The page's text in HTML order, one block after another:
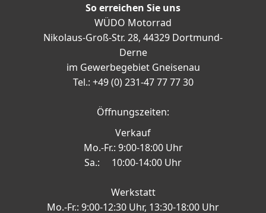
So erreichen Sie uns
WÜDO Motorrad
Nikolaus-Groß-Str. 28, 44329 Dortmund-
Derne
im Gewerbegebiet Gneisenau
Tel.: +49 (0) 231-47 77 77 30
Öffnungszeiten:
Verkauf
Mo.-Fr.: 9:00-18:00 Uhr
Sa.: 10:00-14:00 Uhr
Werkstatt
Mo.-Fr.: 9:00-12:30 Uhr, 13:30-18:00 Uhr